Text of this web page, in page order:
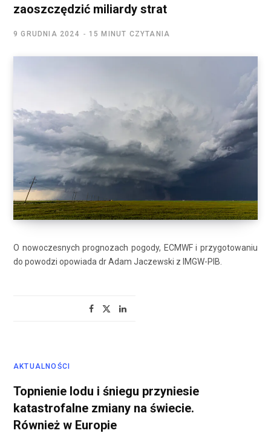
zaoszczędzić miliardy strat
9 GRUDNIA 2024 15 MINUT CZYTANIA
O nowoczesnych prognozach pogody, ECMWF i przygotowaniu
do powodzi opowiada dr Adam Jaczewski z IMGW-PIB.
AKTUALNOŚCI
Topnienie lodu i śniegu przyniesie
katastrofalne zmiany na świecie.
Również w Europie